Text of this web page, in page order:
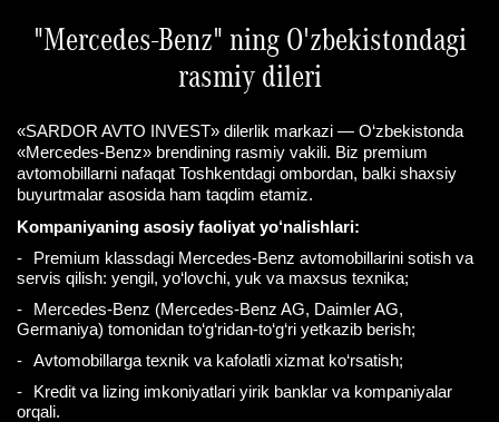
"Mercedes-Benz" ning O'zbekistondagi
rasmiy dileri
«SARDOR AVTO INVEST» dilerlik markazi — O‘zbekistonda
«Mercedes-Benz» brendining rasmiy vakili. Biz premium
avtomobillarni nafaqat Toshkentdagi ombordan, balki shaxsiy
buyurtmalar asosida ham taqdim etamiz.
Kompaniyaning asosiy faoliyat yo‘nalishlari:
Premium klassdagi Mercedes-Benz avtomobillarini sotish va
servis qilish: yengil, yo‘lovchi, yuk va maxsus texnika;
Mercedes-Benz (Mercedes-Benz AG, Daimler AG,
Germaniya) tomonidan to‘g‘ridan-to‘g‘ri yetkazib berish;
Avtomobillarga texnik va kafolatli xizmat ko‘rsatish;
Kredit va lizing imkoniyatlari yirik banklar va kompaniyalar
orqali.